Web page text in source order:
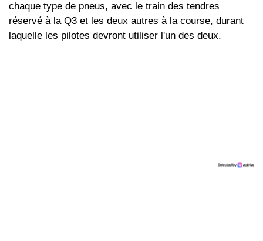
chaque type de pneus, avec le train des tendres
réservé à la Q3 et les deux autres à la course, durant
laquelle les pilotes devront utiliser l'un des deux.